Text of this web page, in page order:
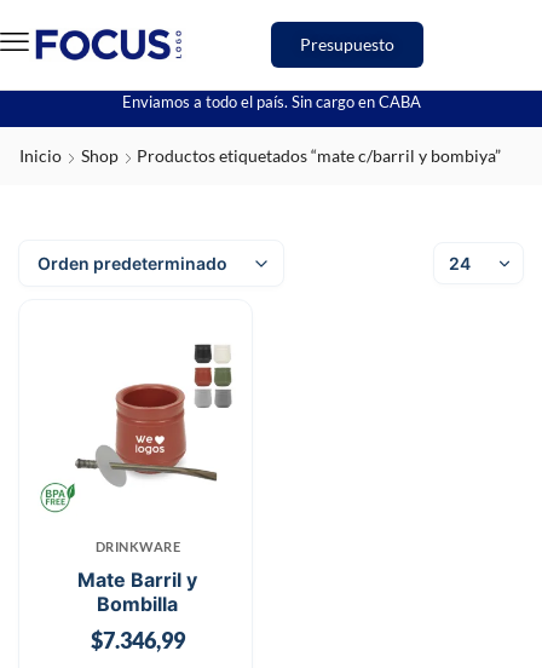
Presupuesto
Enviamos a todo el país. Sin cargo en CABA
Inicio Shop Productos etiquetados “mate c/barril y bombiya”
DRINKWARE
Mate Barril y
Bombilla
$7.346,99